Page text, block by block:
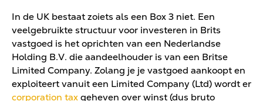
In de UK bestaat zoiets als een Box 3 niet. Een
veelgebruikte structuur voor investeren in Brits
vastgoed is het oprichten van een Nederlandse
Holding B.V. die aandeelhouder is van een Britse
Limited Company. Zolang je je vastgoed aankoopt en
exploiteert vanuit een Limited Company (Ltd) wordt er
corporation taxgeheven over winst (dus bruto